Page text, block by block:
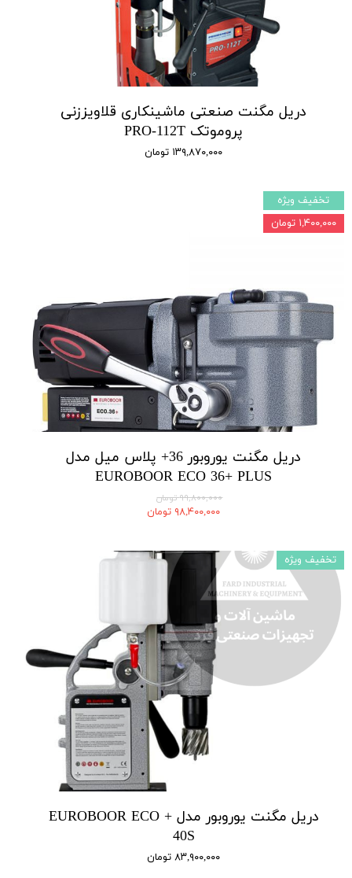
دریل مگنت صنعتی ماشینکاری قلاویززنی
پروموتک PRO-112T
۱۳۹,۸۷۰,۰۰۰ تومان
دریل مگنت یوروبور 36+ پلاس میل مدل
EUROBOOR ECO 36+ PLUS
۹۹,۸۰۰,۰۰۰ تومان
۹۸,۴۰۰,۰۰۰ تومان
تخفیف ویژه
۱,۴۰۰,۰۰۰ تومان
دریل مگنت یوروبور مدل + EUROBOOR ECO
40S
۸۳,۹۰۰,۰۰۰ تومان
تخفیف ویژه